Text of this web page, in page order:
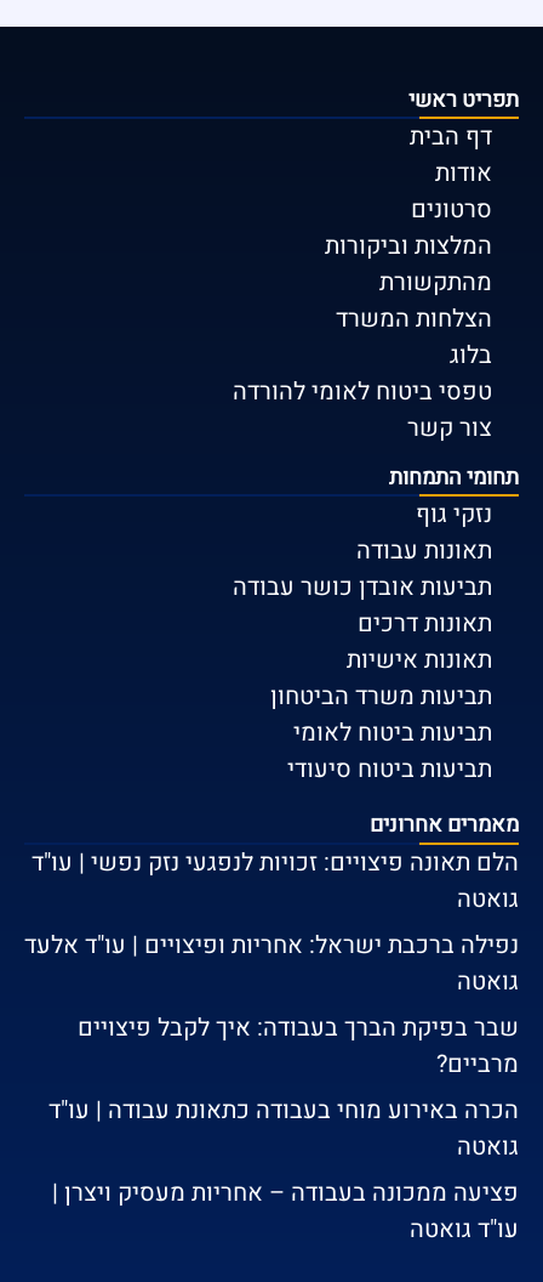
תפריט ראשי
דף הבית
אודות
סרטונים
המלצות וביקורות
מהתקשורת
הצלחות המשרד
בלוג
טפסי ביטוח לאומי להורדה
צור קשר
תחומי התמחות
נזקי גוף
תאונות עבודה
תביעות אובדן כושר עבודה
תאונות דרכים
תאונות אישיות
תביעות משרד הביטחון
תביעות ביטוח לאומי
תביעות ביטוח סיעודי
מאמרים אחרונים
הלם תאונה פיצויים: זכויות לנפגעי נזק נפשי | עו"ד
גואטה
נפילה ברכבת ישראל: אחריות ופיצויים | עו"ד אלעד
גואטה
שבר בפיקת הברך בעבודה: איך לקבל פיצויים
מרביים?
הכרה באירוע מוחי בעבודה כתאונת עבודה | עו"ד
גואטה
פציעה ממכונה בעבודה – אחריות מעסיק ויצרן |
עו"ד גואטה